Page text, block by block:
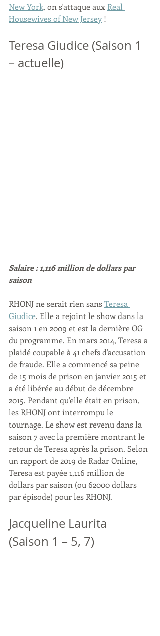
New York, on s'attaque aux Real
Housewives of New Jersey !
Teresa Giudice (Saison 1
– actuelle)
Salaire : 1,116 million de dollars par
saison
RHONJ ne serait rien sans Teresa
Giudice. Elle a rejoint le show dans la
saison 1 en 2009 et est la dernière OG
du programme. En mars 2014, Teresa a
plaidé coupable à 41 chefs d'accusation
de fraude. Elle a commencé sa peine
de 15 mois de prison en janvier 2015 et
a été libérée au début de décembre
2015. Pendant qu'elle était en prison,
les RHONJ ont interrompu le
tournage. Le show est revenu dans la
saison 7 avec la première montrant le
retour de Teresa après la prison. Selon
un rapport de 2019 de Radar Online,
Teresa est payée 1,116 million de
dollars par saison (ou 62000 dollars
par épisode) pour les RHONJ.
Jacqueline Laurita
(Saison 1 – 5, 7)